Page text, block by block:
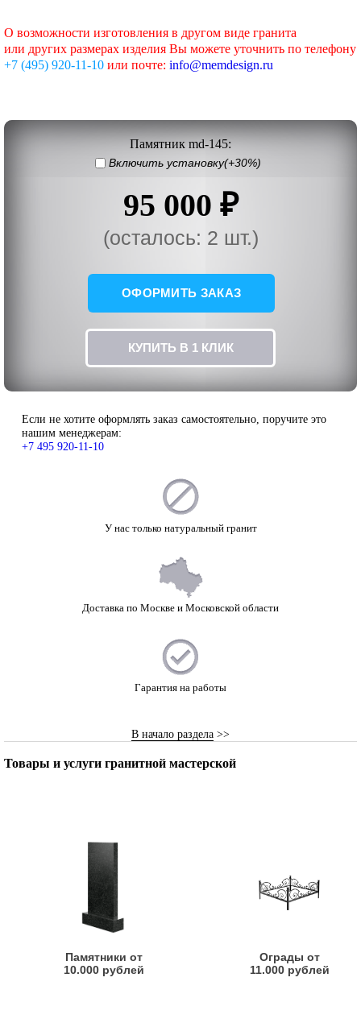
О возможности изготовления в другом виде гранита
или других размерах изделия Вы можете уточнить по телефону
+7 (495) 920-11-10 или почте: info@memdesign.ru
Памятник md-145:
Включить установку(+30%)
95 000 ₽
(осталось: 2 шт.)
ОФОРМИТЬ ЗАКАЗ
КУПИТЬ В 1 КЛИК
Если не хотите оформлять заказ самостоятельно, поручите это
нашим менеджерам:
+7 495 920-11-10
У нас только натуральный гранит
Доставка по Москве и Московской области
Гарантия на работы
В начало раздела >>
Товары и услуги гранитной мастерской
Памятники от
10.000 рублей
Ограды от
11.000 рублей